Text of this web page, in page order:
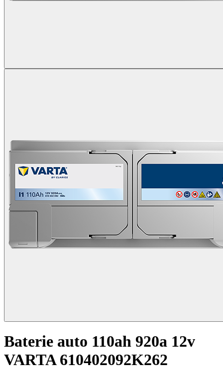
Baterie auto 110ah 920a 12v
VARTA 610402092K262